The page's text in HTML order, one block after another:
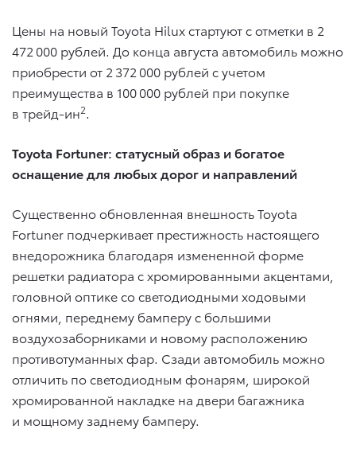
Цены на новый Toyota Hilux стартуют с отметки в 2
472 000 рублей. До конца августа автомобиль можно
приобрести от 2 372 000 рублей с учетом
преимущества в 100 000 рублей при покупке
в трейд-ин2.
Toyota Fortuner: статусный образ и богатое
оснащение для любых дорог и направлений
Существенно обновленная внешность Toyota
Fortuner подчеркивает престижность настоящего
внедорожника благодаря измененной форме
решетки радиатора с хромированными акцентами,
головной оптике со светодиодными ходовыми
огнями, переднему бамперу с большими
воздухозаборниками и новому расположению
противотуманных фар. Сзади автомобиль можно
отличить по светодиодным фонарям, широкой
хромированной накладке на двери багажника
и мощному заднему бамперу.